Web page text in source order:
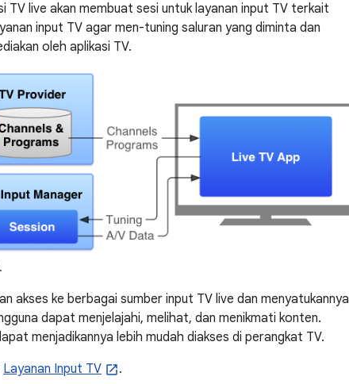
live akan membuat sesi untuk layanan input TV terkait
input TV agar men-tuning saluran yang diminta dan
oleh aplikasi TV.
akses ke berbagai sumber input TV live dan menyatukannya
dapat menjelajahi, melihat, dan menikmati konten.
menjadikannya lebih mudah diakses di perangkat TV.
Layanan Input TV .